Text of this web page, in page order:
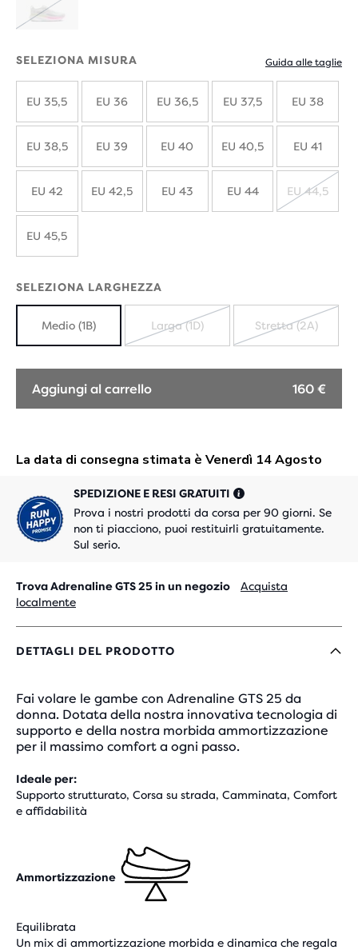
limitata
ESAURITO
SELEZIONA MISURA Guida alle taglie
EU 35,5 EU 36 EU 36,5 EU 37,5 EU 38
EU 38,5 EU 39 EU 40 EU 40,5 EU 41
EU 42 EU 42,5 EU 43 EU 44 EU 44,5
EU 45,5
SELEZIONA LARGHEZZA
Medio (1B)
ESAURITO
Larga (1D) Stretta (2A)
Aggiungi al carrello 160 €
SPEDIZIONE E RESI GRATUITI
Prova i nostri prodotti da corsa per 90 giorni. Se
non ti piacciono, puoi restituirli gratuitamente.
Sul serio.
Trova Adrenaline GTS 25 in un negozio
Acquista
localmente
DETTAGLI DEL PRODOTTO
Fai volare le gambe con Adrenaline GTS 25 da
donna. Dotata della nostra innovativa tecnologia di
supporto e della nostra morbida ammortizzazione
per il massimo comfort a ogni passo.
Ideale per:
Supporto strutturato, Corsa su strada, Camminata, Comfort
e affidabilità
Ammortizzazione
Equilibrata
Un mix di ammortizzazione morbida e dinamica che regala